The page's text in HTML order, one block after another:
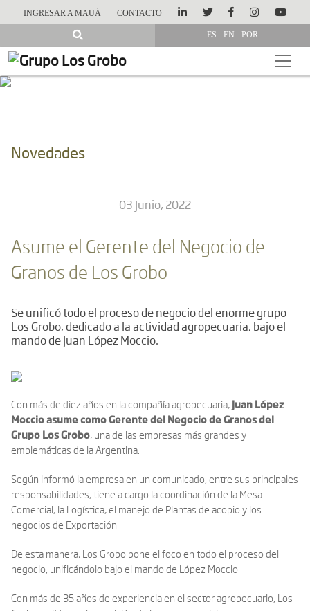
INGRESAR A MAUÁ CONTACTO
ES EN POR
Novedades
03 Junio, 2022
Asume el Gerente del Negocio de
Granos de Los Grobo
Se unificó todo el proceso de negocio del enorme grupo
Los Grobo, dedicado a la actividad agropecuaria, bajo el
mando de Juan López Moccio.
Con más de diez años en la compañía agropecuaria, Juan López
Moccio asume como Gerente del Negocio de Granos del
Grupo Los Grobo, una de las empresas más grandes y
emblemáticas de la Argentina.
Según informó la empresa en un comunicado, entre sus principales
responsabilidades, tiene a cargo la coordinación de la Mesa
Comercial, la Logística, el manejo de Plantas de acopio y los
negocios de Exportación.
De esta manera, Los Grobo pone el foco en todo el proceso del
negocio, unificándolo bajo el mando de López Moccio .
Con más de 35 años de experiencia en el sector agropecuario, Los